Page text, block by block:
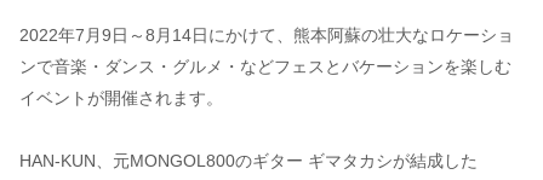
2022年7月9日～8月14日にかけて、熊本阿蘇の壮大なロケーショ
ンで音楽・ダンス・グルメ・などフェスとバケーションを楽しむ
イベントが開催されます。
HAN-KUN、元MONGOL800のギター ギマタカシが結成した